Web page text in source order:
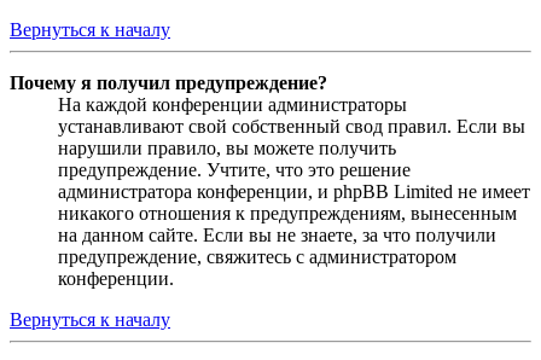
Вернуться к началу
Почему я получил предупреждение?
На каждой конференции администраторы
устанавливают свой собственный свод правил. Если вы
нарушили правило, вы можете получить
предупреждение. Учтите, что это решение
администратора конференции, и phpBB Limited не имеет
никакого отношения к предупреждениям, вынесенным
на данном сайте. Если вы не знаете, за что получили
предупреждение, свяжитесь с администратором
конференции.
Вернуться к началу